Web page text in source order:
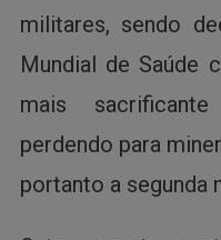
militares, sendo
Mundial de Saúde
mais
perdendo para
portanto a segunda